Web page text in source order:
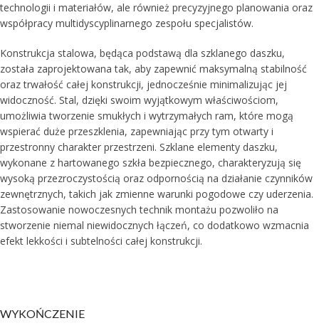
technologii i materiałów, ale również precyzyjnego planowania oraz
współpracy multidyscyplinarnego zespołu specjalistów.
Konstrukcja stalowa, będąca podstawą dla szklanego daszku,
została zaprojektowana tak, aby zapewnić maksymalną stabilność
oraz trwałość całej konstrukcji, jednocześnie minimalizując jej
widoczność. Stal, dzięki swoim wyjątkowym właściwościom,
umożliwia tworzenie smukłych i wytrzymałych ram, które mogą
wspierać duże przeszklenia, zapewniając przy tym otwarty i
przestronny charakter przestrzeni. Szklane elementy daszku,
wykonane z hartowanego szkła bezpiecznego, charakteryzują się
wysoką przezroczystością oraz odpornością na działanie czynników
zewnętrznych, takich jak zmienne warunki pogodowe czy uderzenia.
Zastosowanie nowoczesnych technik montażu pozwoliło na
stworzenie niemal niewidocznych łączeń, co dodatkowo wzmacnia
efekt lekkości i subtelności całej konstrukcji.
WYKOŃCZENIE